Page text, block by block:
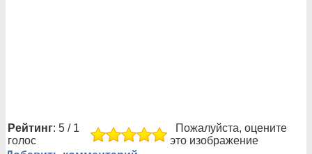
Рейтинг: 5 / 1
голос
Пожалуйста, оцените
это изображение